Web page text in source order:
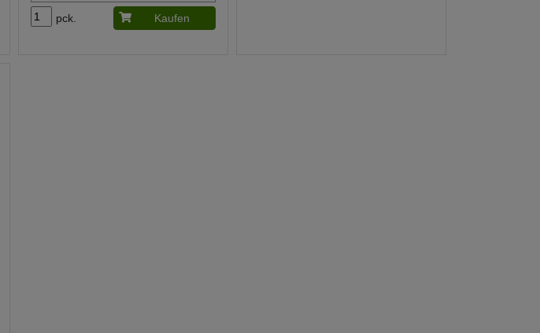
pck. Kaufen